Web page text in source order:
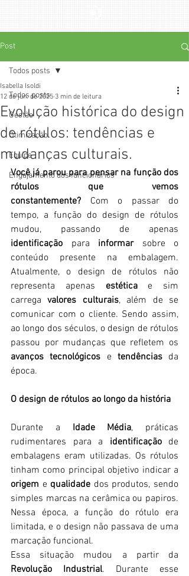
Post
Todos posts
Gestão
Otimização
Equipe
Engajamento dos funcionários
Todos posts
Evolução histórica do design
de rótulos: tendências e
mudanças culturais.
Isabella Isoldi
12 de jun. de 2025 3 min de leitura
Você já parou para pensar na função dos
rótulos que vemos
constantemente? Com o passar do
tempo, a função do design de rótulos
identificação para informar sobre o
conteúdo presente na embalagem.
Atualmente, o design de rótulos não
representa apenas estética e sim
carrega valores culturais, além de se
comunicar com o cliente. Sendo assim,
ao longo dos séculos, o design de rótulos
avanços tecnológicos e tendências da
época.
O design de rótulos ao longo da história
Durante a Idade Média, práticas
rudimentares para a identificação de
embalagens eram utilizadas. Os rótulos
origem e qualidade dos produtos, sendo
simples marcas na cerâmica ou papiros.
Nessa época, a função do rótulo era
limitada, e o design não passava de uma
marcação funcional.
Revolução Industrial. Durante esse